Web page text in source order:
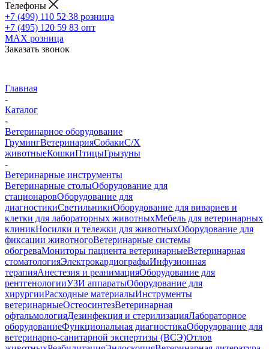
Телефоны
+7 (499) 110 52 38 розница
+7 (495) 120 59 83 опт
MAX розница
Заказать звонок
Главная
-
Каталог
-
Ветеринарное оборудование
ГрумингВетеринарияСобакиС/Х
животныеКошкиПтицыГрызуны
-
Ветеринарные инструменты
Ветеринарные столыОборудование для
стационаровОборудование для
диагностикиСветильникиОборудование для вивариев и
клетки для лабораторных животныхМебель для ветеринарных
клиникНосилки и тележки для животныхОборудование для
фиксации животногоВетеринарные системы
обогреваМониторы пациента ветеринарныеВетеринарная
стоматологияЭлектрокардиографыИнфузионная
терапияАнестезия и реанимацияОборудование для
рентгенологииУЗИ аппаратыОборудование для
хирургииРасходные материалыИнструменты
ветеринарныеОстеосинтезВетеринарная
офтальмологияДезинфекция и стерилизацияЛабораторное
оборудованиеФункциональная диагностикаОборудование для
ветеринарно-санитарной экспертизы (ВСЭ)Отлов